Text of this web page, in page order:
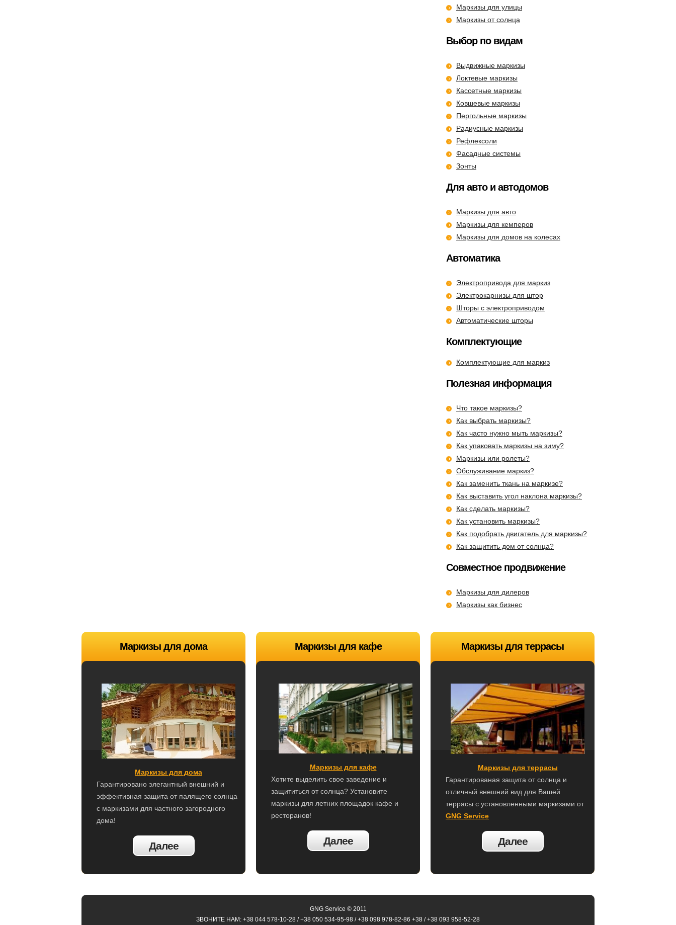
Маркизы для улицы
Маркизы от солнца
Выбор по видам
Выдвижные маркизы
Локтевые маркизы
Кассетные маркизы
Ковшевые маркизы
Пергольные маркизы
Радиусные маркизы
Рефлексоли
Фасадные системы
Зонты
Для авто и автодомов
Маркизы для авто
Маркизы для кемперов
Маркизы для домов на колесах
Автоматика
Электропривода для маркиз
Электрокарнизы для штор
Шторы с электроприводом
Автоматические шторы
Комплектующие
Комплектующие для маркиз
Полезная информация
Что такое маркизы?
Как выбрать маркизы?
Как часто нужно мыть маркизы?
Как упаковать маркизы на зиму?
Маркизы или ролеты?
Обслуживание маркиз?
Как заменить ткань на маркизе?
Как выставить угол наклона маркизы?
Как сделать маркизы?
Как установить маркизы?
Как подобрать двигатель для маркизы?
Как защитить дом от солнца?
Совместное продвижение
Маркизы для дилеров
Маркизы как бизнес
Маркизы для дома
Маркизы для дома
Гарантировано элегантный внешний и
эффективная защита от палящего солнца
с маркизами для частного загородного
дома!
Далее
Маркизы для кафе
Маркизы для кафе
Хотите выделить свое заведение и
защититься от солнца? Установите
маркизы для летних площадок кафе и
ресторанов!
Далее
Маркизы для террасы
Маркизы для террасы
Гарантированая защита от солнца и
отличный внешний вид для Вашей
террасы c установленными маркизами от
GNG Service
Далее
GNG Service © 2011
ЗВОНИТЕ НАМ: +38 044 578-10-28 / +38 050 534-95-98 / +38 098 978-82-86 +38 / +38 093 958-52-28